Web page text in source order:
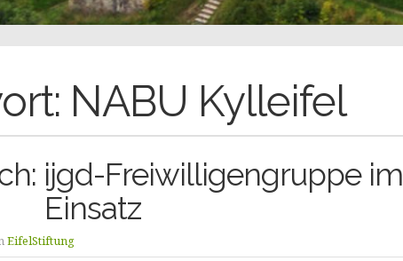
NABU Kylleifel
ijgd-Freiwilligengruppe im
Einsatz
EifelStiftung